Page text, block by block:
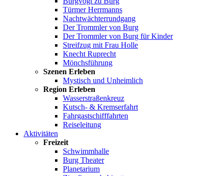
Türmer Herrmanns
Nachtwächterrundgang
Der Trommler von Burg
Der Trommler von Burg für Kinder
Streifzug mit Frau Holle
Knecht Ruprecht
Mönchsführung
Szenen Erleben
Mystisch und Unheimlich
Region Erleben
Wasserstraßenkreuz
Kutsch- & Kremserfahrt
Fahrgastschifffahrten
Reiseleitung
Aktivitäten
Freizeit
Schwimmhalle
Burg Theater
Planetarium